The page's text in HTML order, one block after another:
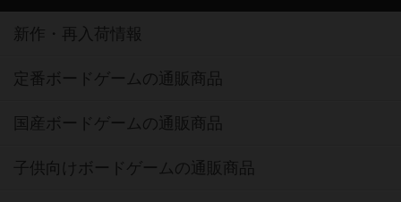
新作・再入荷情報
定番ボードゲームの通販商品
国産ボードゲームの通販商品
子供向けボードゲームの通販商品